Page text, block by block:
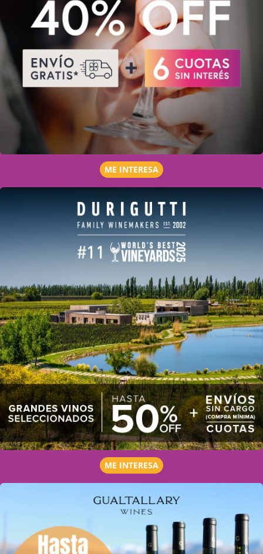
ME INTERESA
ME INTERESA